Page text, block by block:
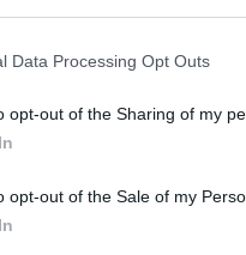
Data Processing Opt Outs
opt-out of the Sharing of my
opt-out of the Sale of my
costoro
pubblicamente
e gioire piuttosto
essi sono stati
di perenne